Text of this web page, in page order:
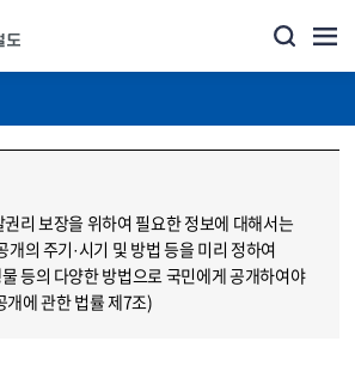
리 보장을 위하여 필요한 정보에 대해서는
개의 주기·시기 및 방법 등을 미리 정하여
등의 다양한 방법으로 국민에게 공개하여야
에 관한 법률 제7조)